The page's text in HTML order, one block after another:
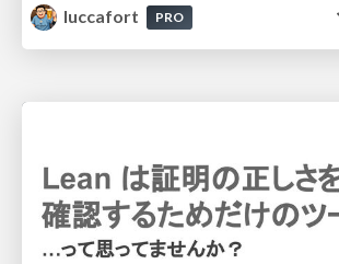
luccafort
PRO